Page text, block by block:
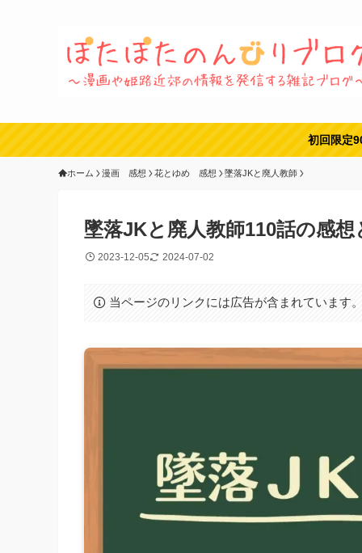
初回限定
ホーム 漫画 感想 花とゆめ 感想 墜落JKと廃人教師
墜落JKと廃人教師110話の感
2023-12-05 2024-07-02
当ページのリンクには広告が含まれています